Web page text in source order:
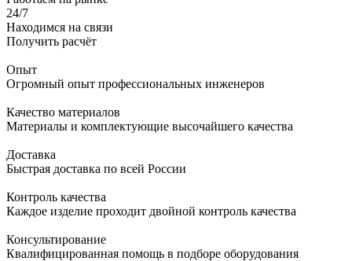
24/7
Находимся на связи
Получить расчёт
Опыт
Огромный опыт профессиональных инженеров
Качество материалов
Материалы и комплектующие высочайшего качества
Доставка
Быстрая доставка по всей России
Контроль качества
Каждое изделие проходит двойной контроль качества
Консультирование
Квалифицированная помощь в подборе оборудования